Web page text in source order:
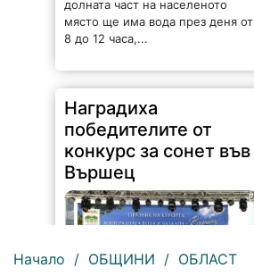
долната част на населеното
място ще има вода през деня от
8 до 12 часа,...
Наградиха
победителите от
конкурс за сонет във
Вършец
Начало / ОБЩИНИ / ОБЛАСТ